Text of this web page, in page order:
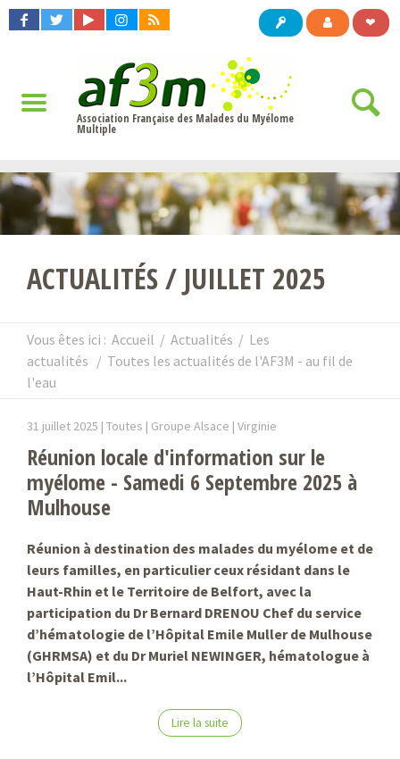
❤
Association Française des Malades du Myélome
Multiple
ACTUALITÉS / JUILLET 2025
Vous êtes ici : Accueil / Actualités / Les
actualités / Toutes les actualités de l'AF3M - au fil de
l'eau
31 juillet 2025 | Toutes | Groupe Alsace | Virginie
Réunion locale d'information sur le
myélome - Samedi 6 Septembre 2025 à
Mulhouse
Réunion à destination des malades du myélome et de
leurs familles, en particulier ceux résidant dans le
Haut-Rhin et le Territoire de Belfort, avec la
participation du Dr Bernard DRENOU Chef du service
d’hématologie de l’Hôpital Emile Muller de Mulhouse
(GHRMSA) et du Dr Muriel NEWINGER, hématologue à
l’Hôpital Emil...
Lire la suite